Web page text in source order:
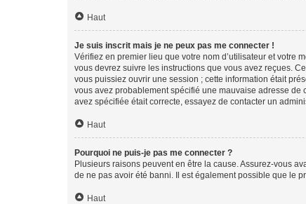
Haut
Je suis inscrit mais je ne peux pas me connecter !
Vérifiez en premier lieu que votre nom d’utilisateur et votre
vous devrez suivre les instructions que vous avez reçues.
vous puissiez ouvrir une session ; cette information était
vous avez probablement spécifié une mauvaise adresse
avez spécifiée était correcte, essayez de contacter un
Haut
Pourquoi ne puis-je pas me connecter ?
Plusieurs raisons peuvent en être la cause. Assurez-vous
de ne pas avoir été banni. Il est également possible que le
Haut